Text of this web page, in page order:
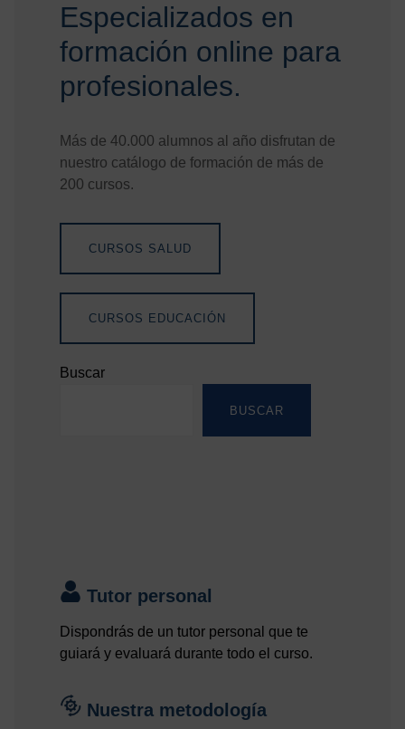
Enfermería
Hospitalización:
un
impulsa
el
futuro
Especializados en
formación online para
profesionales.
Más de 40.000 alumnos al año disfrutan de
nuestro catálogo de formación de más de
200 cursos.
CURSOS SALUD
CURSOS EDUCACIÓN
Buscar
BUSCAR
Tutor personal
Dispondrás de un tutor personal que te
guiará y evaluará durante todo el curso.
Nuestra metodología